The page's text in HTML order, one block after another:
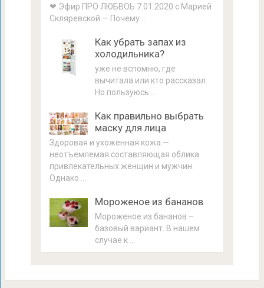
❤ Эфир ПРО ЛЮБВОЬ 7.01.2020 с Марией
Скляревской — Почему …
Как убрать запах из
холодильника?
уже не вспомню, где
вычитала или кто рассказал.
Но пользуюсь …
Как правильно выбрать
маску для лица
Здоровая и ухоженная кожа —
неотъемлемая составляющая облика
привлекательных женщин и мужчин.
Однако …
Мороженое из бананов
Мороженое из бананов –
базовый вариант. В нашем
случае к …